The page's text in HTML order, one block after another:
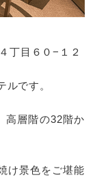
丁目６０−１２
です。
高層階の32階か
け景色をご堪能